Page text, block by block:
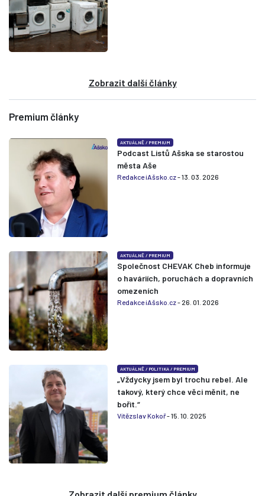
Zobrazit další články
Premium články
AKTUÁLNĚ /PREMIUM
Podcast Listů Ašska se starostou
města Aše
Redakce iAšsko.cz- 13. 03. 2026
AKTUÁLNĚ /PREMIUM
Společnost CHEVAK Cheb informuje
o haváriích, poruchách a dopravních
omezeních
Redakce iAšsko.cz- 26. 01. 2026
AKTUÁLNĚ /POLITIKA /PREMIUM
„Vždycky jsem byl trochu rebel. Ale
takový, který chce věci měnit, ne
bořit.“
Vítězslav Kokoř- 15. 10. 2025